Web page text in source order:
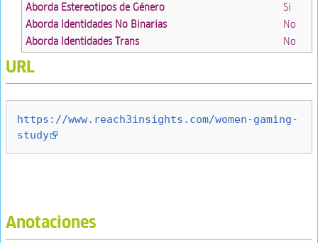
Aborda Estereotipos de Género
Sí
Aborda Identidades No Binarias
No
Aborda Identidades Trans
No
URL
https://www.reach3insights.com/women-gaming-
study
Anotaciones